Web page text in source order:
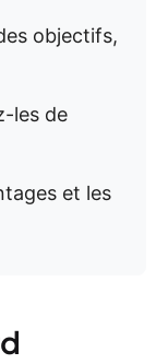
objectifs,
les de
et les